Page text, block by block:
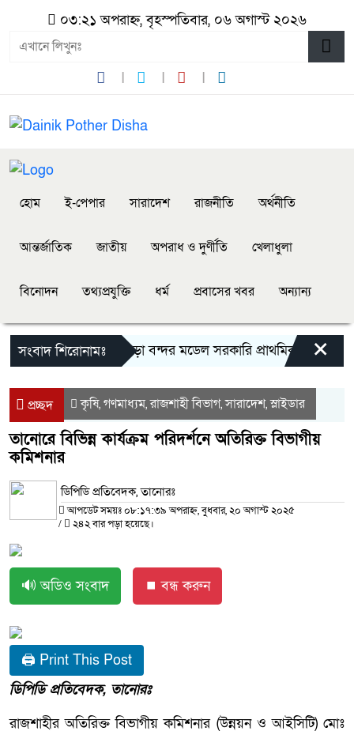
০৩:২১ অপরাহ্ন, বৃহস্পতিবার, ০৬ অগাস্ট ২০২৬
হোম ই-পেপার সারাদেশ রাজনীতি অর্থনীতি
আন্তর্জাতিক জাতীয় অপরাধ ও দুর্ণীতি খেলাধুলা
বিনোদন তথ্যপ্রযুক্তি ধর্ম প্রবাসের খবর অন্যান্য
সংবাদ শিরোনামঃবানারীপাড়া বন্দর মডেল সরকারি প্রাথমিক বিদ্যালয়ে
×
প্রচ্ছদ কৃষি, গণমাধ্যম,রাজশাহী বিভাগ,সারাদেশ,স্লাইডার
তানোরে বিভিন্ন কার্যক্রম পরিদর্শনে অতিরিক্ত বিভাগীয়
কমিশনার
ডিপিডি প্রতিবেদক, তানোরঃ
আপডেট সময়ঃ ০৮:১৭:৩৯ অপরাহ্ন, বুধবার, ২০ অগাস্ট ২০২৫
/
২৪২ বার পড়া হয়েছে।
🔊 অডিও সংবাদ ⏹ বন্ধ করুন
🖨 Print This Post
ডিপিডি প্রতিবেদক, তানোরঃ
রাজশাহীর অতিরিক্ত বিভাগীয় কমিশনার (উন্নয়ন ও আইসিটি) মোঃ